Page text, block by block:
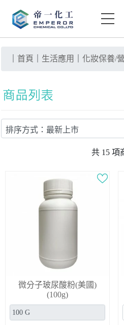
首頁 生活應用 化妝保養/
共 15 項
微分子玻尿酸粉(美國)
(100g)